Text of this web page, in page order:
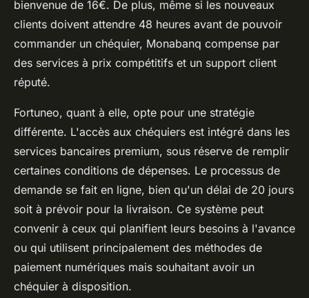
bienvenue de 16€. De plus, même si les nouveaux
clients doivent attendre 48 heures avant de pouvoir
commander un chéquier, Monabanq compense par
des services à prix compétitifs et un support client
réputé.
Fortuneo, quant à elle, opte pour une stratégie
différente. L'accès aux chéquiers est intégré dans les
services bancaires premium, sous réserve de remplir
certaines conditions de dépenses. Le processus de
demande se fait en ligne, bien qu'un délai de 20 jours
soit à prévoir pour la livraison. Ce système peut
convenir à ceux qui planifient leurs besoins à l'avance
ou qui utilisent principalement des méthodes de
paiement numériques mais souhaitant avoir un
chéquier à disposition.